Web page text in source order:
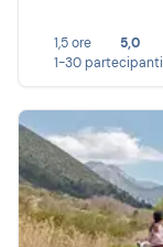
1,5 ore
5,0
1-30 partecipanti